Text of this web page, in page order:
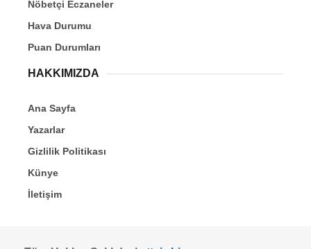
Nöbetçi Eczaneler
Hava Durumu
Puan Durumları
HAKKIMIZDA
Ana Sayfa
Yazarlar
Gizlilik Politikası
Künye
İletişim